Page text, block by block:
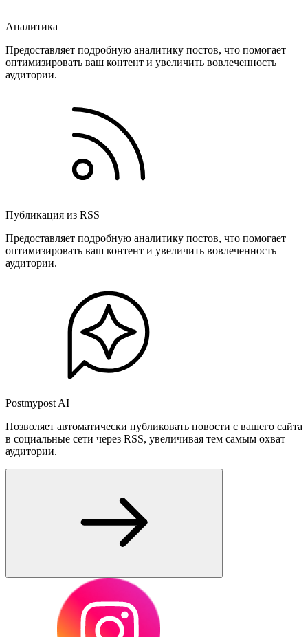
Аналитика
Предоставляет подробную аналитику постов, что помогает
оптимизировать ваш контент и увеличить вовлеченность
аудитории.
Публикация из RSS
Предоставляет подробную аналитику постов, что помогает
оптимизировать ваш контент и увеличить вовлеченность
аудитории.
Postmypost AI
Позволяет автоматически публиковать новости с вашего сайта
в социальные сети через RSS, увеличивая тем самым охват
аудитории.